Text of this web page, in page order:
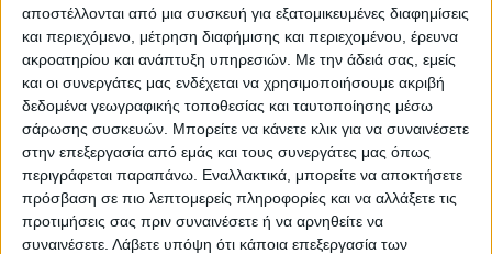
αποστέλλονται από μια συσκευή για εξατομικευμένες διαφημίσεις
και περιεχόμενο, μέτρηση διαφήμισης και περιεχομένου, έρευνα
ακροατηρίου και ανάπτυξη υπηρεσιών. Με την άδειά σας, εμείς
και οι συνεργάτες μας ενδέχεται να χρησιμοποιήσουμε ακριβή
δεδομένα γεωγραφικής τοποθεσίας και ταυτοποίησης μέσω
σάρωσης συσκευών. Μπορείτε να κάνετε κλικ για να συναινέσετε
στην επεξεργασία από εμάς και τους συνεργάτες μας όπως
περιγράφεται παραπάνω. Εναλλακτικά, μπορείτε να αποκτήσετε
πρόσβαση σε πιο λεπτομερείς πληροφορίες και να αλλάξετε τις
προτιμήσεις σας πριν συναινέσετε ή να αρνηθείτε να
συναινέσετε. Λάβετε υπόψη ότι κάποια επεξεργασία των